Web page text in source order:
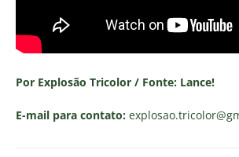
Por Explosão Tricolor / Fonte: Lance!
E-mail para contato: explosao.tricolor